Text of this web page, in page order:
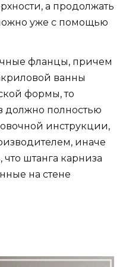
а продолжать
уже с помощью
фланцы, причем
ванны
формы, то
должно полностью
инструкции,
иначе
что штанга карниза
на стене